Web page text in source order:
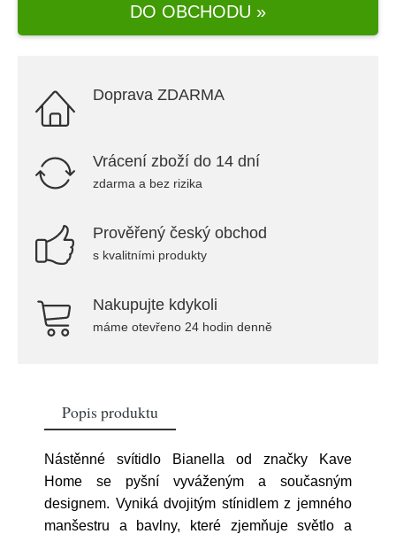
DO OBCHODU »
Doprava ZDARMA
Vrácení zboží do 14 dní
zdarma a bez rizika
Prověřený český obchod
s kvalitními produkty
Nakupujte kdykoli
máme otevřeno 24 hodin denně
Popis produktu
Nástěnné svítidlo Bianella od značky Kave
Home se pyšní vyváženým a současným
designem. Vyniká dvojitým stínidlem z jemného
manšestru a bavlny, které zjemňuje světlo a